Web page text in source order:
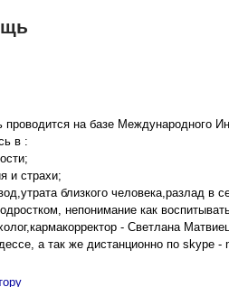
проводится на базе Международного
в :
и страхи;
близкого человека,разлад в
непонимание как
- Светлана
а так же дистанционно по skype -